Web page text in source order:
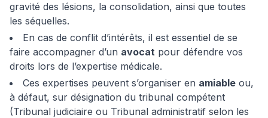
gravité des lésions, la consolidation, ainsi que toutes
les séquelles.
En cas de conflit d’intérêts, il est essentiel de se
faire accompagner d’un avocat pour défendre vos
droits lors de l’expertise médicale.
Ces expertises peuvent s’organiser en amiable ou,
à défaut, sur désignation du tribunal compétent
(Tribunal judiciaire ou Tribunal administratif selon les